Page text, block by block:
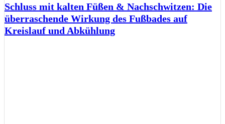
Schluss mit kalten Füßen & Nachschwitzen: Die
überraschende Wirkung des Fußbades auf
Kreislauf und Abkühlung